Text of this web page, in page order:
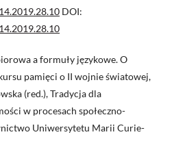
DOI:
a formuły językowe. O
pamięci o II wojnie światowej,
(red.), Tradycja dla
w procesach społeczno-
Uniwersytetu Marii Curie-